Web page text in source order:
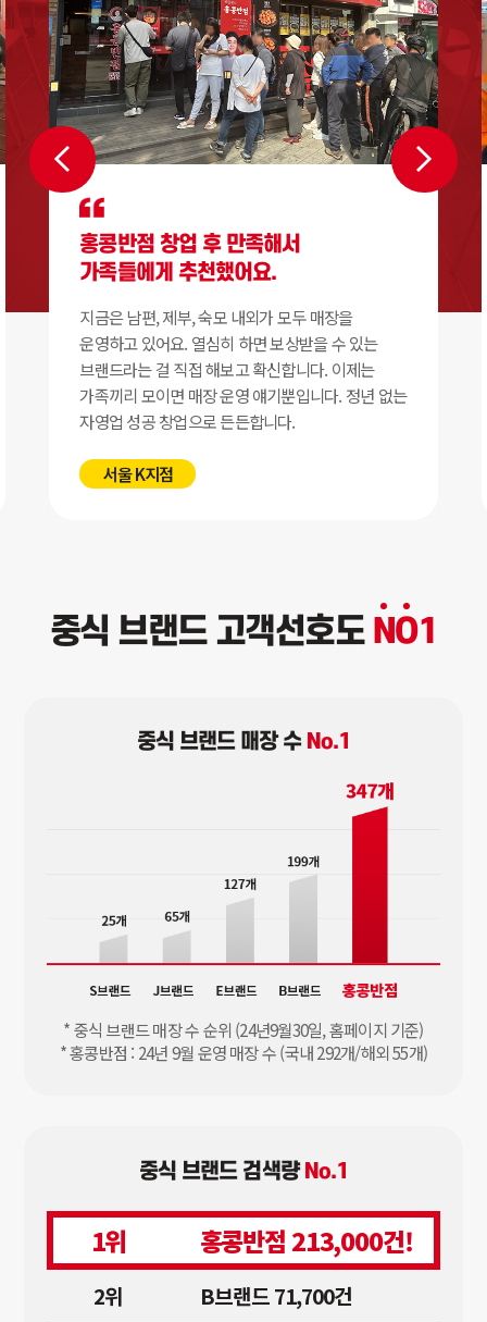
홍콩반점 창업 후 만족해서
가족들에게 추천했어요.
지금은 남편, 제부, 숙모 내외가 모두 매장을
운영하고 있어요. 열심히 하면 보상받을 수 있는
브랜드라는 걸 직접 해보고 확신합니다. 이제는
가족끼리 모이면 매장 운영 얘기뿐입니다. 정년 없는
자영업 성공 창업으로 든든합니다.
서울 K지점
중식 브랜드 고객선호도 NO1
중식 브랜드 매장 수 No.1
* 중식 브랜드 매장 수 순위 (24년9월30일, 홈페이지 기준)
* 홍콩반점 : 24년 9월 운영 매장 수 (국내 292개/해외 55개)
중식 브랜드 검색량 No.1
1위 홍콩반점 213,000건!
2위
B브랜드 71,700건